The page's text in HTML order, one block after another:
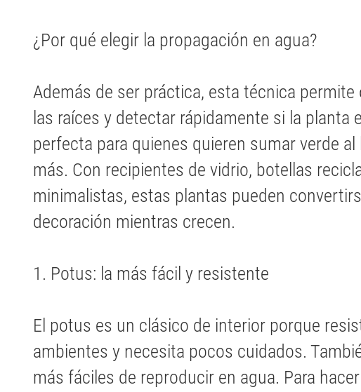
¿Por qué elegir la propagación en agua?
Además de ser práctica, esta técnica
las raíces y detectar rápidamente si la planta
perfecta para quienes quieren sumar verde
más. Con recipientes de vidrio, botellas
minimalistas, estas plantas pueden
decoración mientras crecen.
1. Potus: la más fácil y resistente
El potus es un clásico de interior porque
ambientes y necesita pocos cuidados.
más fáciles de reproducir en agua. Para